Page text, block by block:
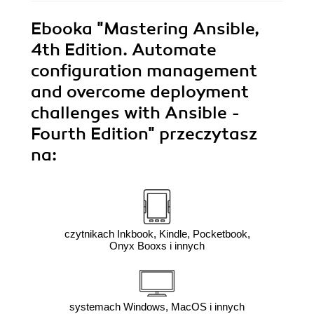
Ebooka "Mastering Ansible,
4th Edition. Automate
configuration management
and overcome deployment
challenges with Ansible -
Fourth Edition" przeczytasz
na:
czytnikach Inkbook, Kindle, Pocketbook,
Onyx Booxs i innych
systemach Windows, MacOS i innych